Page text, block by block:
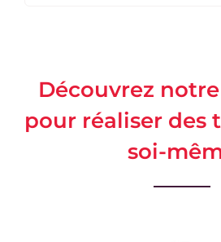
Découvrez
pour réaliser des
soi-